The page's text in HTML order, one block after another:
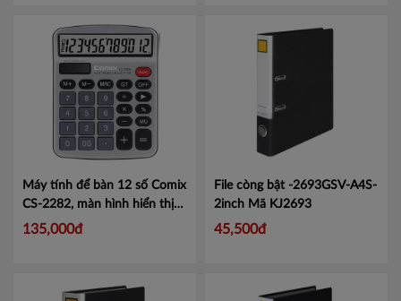
Máy tính để bàn 12 số Comix
CS-2282, màn hình hiển thị
lớn tiện lợi.
135,000đ
File còng bật -2693GSV-A4S-
2inch Mã KJ2693
45,500đ